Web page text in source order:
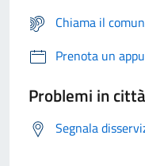
Chiama il
Prenota un
Problemi in città
Segnala